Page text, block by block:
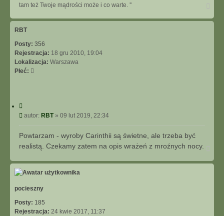
tam też Twoje mądrości może i co warte. ''
g
RBT
Posty: 356
Rejestracja: 18 gru 2010, 19:04
Lokalizacja: Warszawa
Płeć:
yP
o
s
autor: RBT» 09 lut 2019, 22:34
Powtarzam - wyroby Carinthii są świetne, ale trzeba być
realistą. Czekamy zatem na opis wrażeń z mroźnych nocy.
g
pocieszny
Posty: 185
Rejestracja: 24 kwie 2017, 11:37